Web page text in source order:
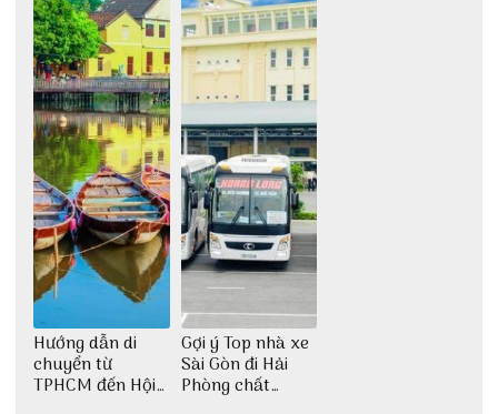
Hướng dẫn di
chuyển từ
TPHCM đến Hội
Gợi ý Top nhà xe
Sài Gòn đi Hải
Phòng chất